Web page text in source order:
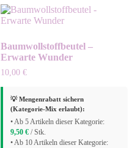
auf.
können
werden
Baumwollstoffbeutel –
Erwarte Wunder
10,00 €
💡 Mengenrabatt sichern
(Kategorie-Mix erlaubt):
• Ab 5 Artikeln dieser Kategorie:
9,50 €/ Stk.
• Ab 10 Artikeln dieser Kategorie: